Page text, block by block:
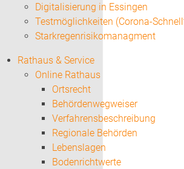
Digitalisierung in Essingen
Testmöglichkeiten (Corona-
Starkregenrisikomanagment
Rathaus & Service
Online Rathaus
Ortsrecht
Behördenwegweiser
Verfahrensbeschreibung
Regionale Behörden
Lebenslagen
Bodenrichtwerte